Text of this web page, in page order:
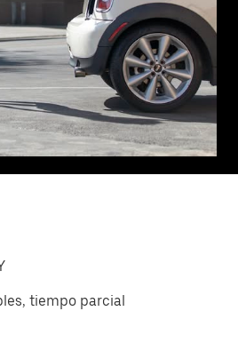
tiempo parcial